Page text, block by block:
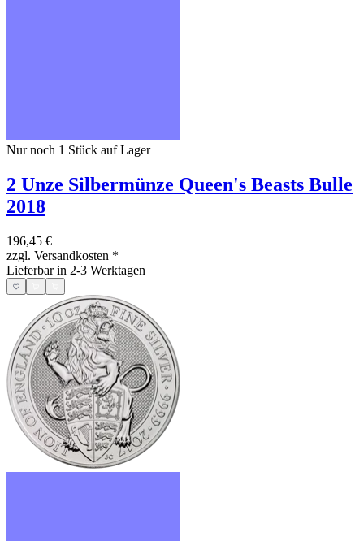
Nur noch 1 Stück auf Lager
2 Unze Silbermünze Queen's Beasts Bulle
2018
196,45 €
zzgl. Versandkosten *
Lieferbar in 2-3 Werktagen